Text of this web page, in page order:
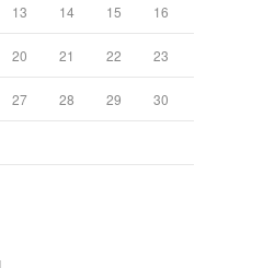
13 14 15 16
20 21 22 23
27 28 29 30